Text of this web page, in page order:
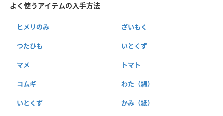
よく使うアイテムの入手方法
ヒメリのみ ざいもく
つたひも いとくず
マメ トマト
コムギ わた（綿）
いとくず かみ（紙）